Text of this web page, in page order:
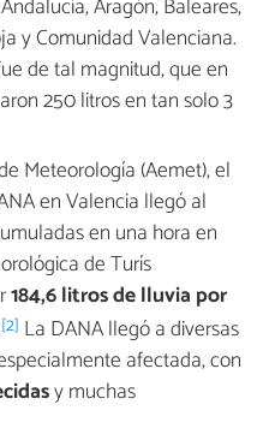
Aragón, Baleares,
y Comunidad Valenciana.
de tal magnitud, que en
250 litros en tan solo 3
Meteorología (Aemet), el
en Valencia llegó al
en una hora en
de Turís
184,6 litros de lluvia por
[2] La DANA llegó a diversas
afectada, con
y muchas